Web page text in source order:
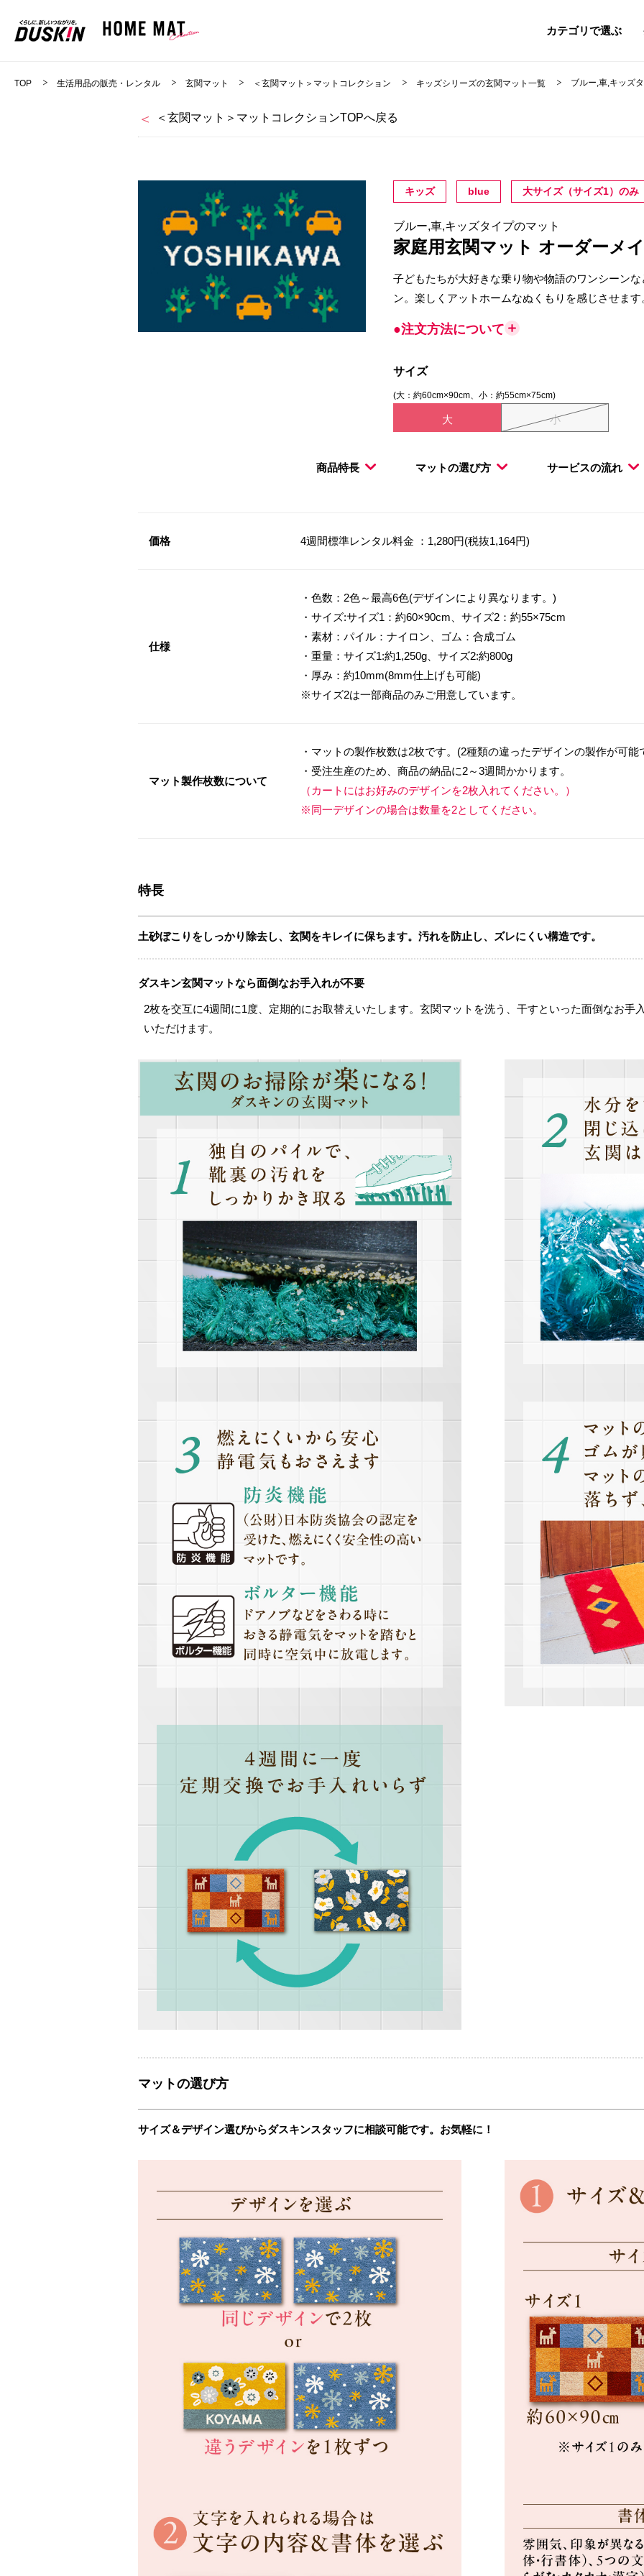
カテゴリで選ぶ
TOP 生活用品の販売・レンタル 玄関マット ＜玄関マット＞マットコレクション キッズシリーズの玄関マット一覧 ブルー,車,キッズ
＜玄関マット＞マットコレクションTOPへ戻る
キッズ blue 大サイズ（サイズ1）のみ
ブルー,車,キッズタイプのマット
家庭用玄関マット オーダーメ
子どもたちが大好きな乗り物や物語のワンシーン
ン。楽しくアットホームなぬくもりを感じさせます
●注文方法について
サイズ
(大：約60cm×90cm、小：約55cm×75cm)
大 小
商品特長 マットの選び方 サービスの流れ
価格 4週間標準レンタル料金 ：1,280円(税抜1,164円)
仕様
・色数：2色～最高6色(デザインにより異なります。)
・サイズ:サイズ1：約60×90cm、サイズ2：約55×75cm
・素材：パイル：ナイロン、ゴム：合成ゴム
・重量：サイズ1:約1,250g、サイズ2:約800g
・厚み：約10mm(8mm仕上げも可能)
※サイズ2は一部商品のみご用意しています。
マット製作枚数について
・マットの製作枚数は2枚です。(2種類の違ったデザインの製作が可能
・受注生産のため、商品の納品に2～3週間かかります。
（カートにはお好みのデザインを2枚入れてください。）
※同一デザインの場合は数量を2としてください。
特長
土砂ぼこりをしっかり除去し、玄関をキレイに保ちます。汚れを防止し、ズレにくい構造です。
ダスキン玄関マットなら面倒なお手入れが不要
2枚を交互に4週間に1度、定期的にお取替えいたします。玄関マットを洗う、干すといった面倒なお手
いただけます。
マットの選び方
サイズ＆デザイン選びからダスキンスタッフに相談可能です。お気軽に！